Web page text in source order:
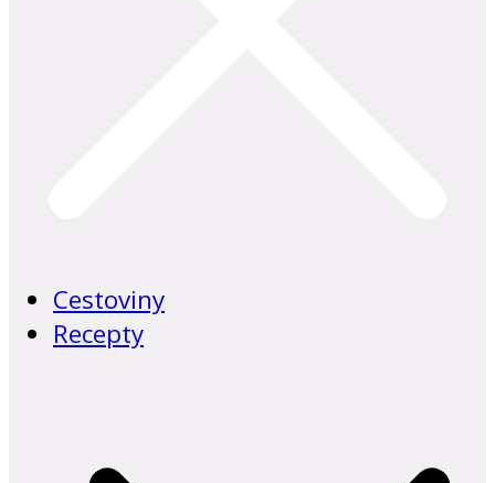
Cestoviny
Recepty